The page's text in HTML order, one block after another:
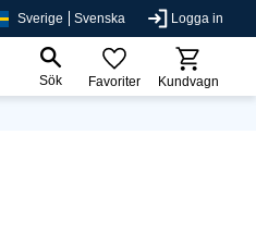
Sverige Svenska Logga in
Sök
Favoriter Kundvagn